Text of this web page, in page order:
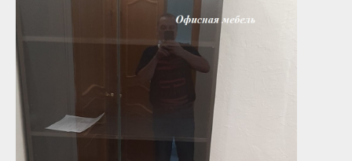
ОПЛАТА